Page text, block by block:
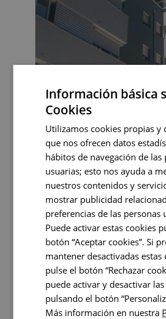
Información básica
Cookies
Utilizamos cookies propias y
que nos ofrecen datos
hábitos de navegación de las
usuarias; esto nos ayuda a
nuestros contenidos y
mostrar publicidad
preferencias de las personas
Puede activar estas cookies
botón “Aceptar cookies”. Si
mantener desactivadas estas
pulse el botón “Rechazar
puede activar y desactivar
pulsando el botón
Más información en nuestra